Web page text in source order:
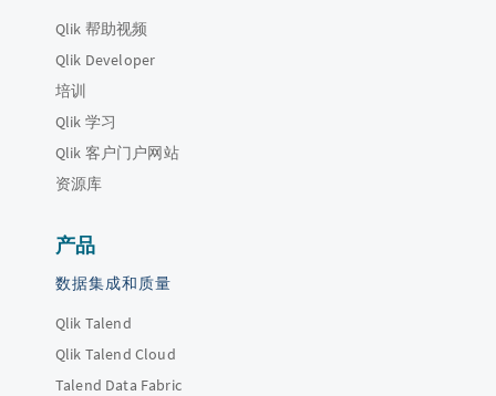
Qlik 帮助视频
Qlik Developer
培训
Qlik 学习
Qlik 客户门户网站
资源库
产品
数据集成和质量
Qlik Talend
Qlik Talend Cloud
Talend Data Fabric